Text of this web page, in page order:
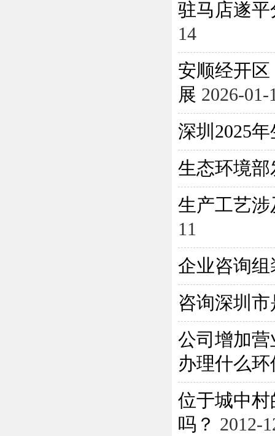
驻马店遂平
14
安顺经开
展 2026-01-
深圳2025
生态环境
生产工艺
11
企业咨询
咨询深圳
公司增加
办理什么
位于城中
吗？ 2012-